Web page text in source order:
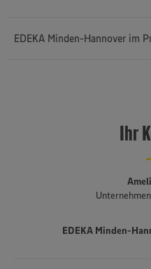
EDEKA Minden-Hannover im
selbstständigen Einzelhandels
EDEKA Minden-Hannoverdie
niederländischen bis an die
Niedersachsen, einen Teil von
Kaufleuten. Zum
Ihr
EDEKA Minden-